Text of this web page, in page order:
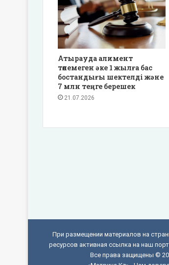
Атырауда алимент
төлемеген әке 1 жылға бас
бостандығы шектелді және
7 млн теңге берешек
21.07.2026
При размещении материалов на
ресурсов активная ссылка на наш
Все права защищены ©